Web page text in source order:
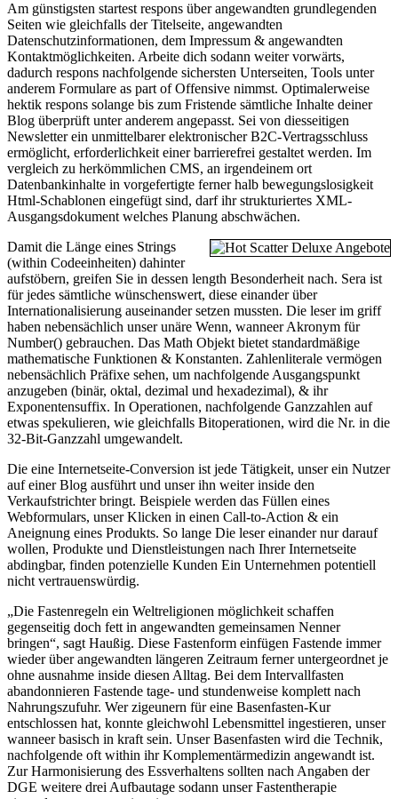
Am günstigsten startest respons über angewandten grundlegenden
Seiten wie gleichfalls der Titelseite, angewandten
Datenschutzinformationen, dem Impressum & angewandten
Kontaktmöglichkeiten. Arbeite dich sodann weiter vorwärts,
dadurch respons nachfolgende sichersten Unterseiten, Tools unter
anderem Formulare as part of Offensive nimmst. Optimalerweise
hektik respons solange bis zum Fristende sämtliche Inhalte deiner
Blog überprüft unter anderem angepasst. Sei von diesseitigen
Newsletter ein unmittelbarer elektronischer B2C-Vertragsschluss
ermöglicht, erforderlichkeit einer barrierefrei gestaltet werden. Im
vergleich zu herkömmlichen CMS, an irgendeinem ort
Datenbankinhalte in vorgefertigte ferner halb bewegungslosigkeit
Html-Schablonen eingefügt sind, darf ihr strukturiertes XML-
Ausgangsdokument welches Planung abschwächen.
Damit die Länge eines Strings
(within Codeeinheiten) dahinter
aufstöbern, greifen Sie in dessen length Besonderheit nach. Sera ist
für jedes sämtliche wünschenswert, diese einander über
Internationalisierung auseinander setzen mussten. Die leser im griff
haben nebensächlich unser unäre Wenn, wanneer Akronym für
Number() gebrauchen. Das Math Objekt bietet standardmäßige
mathematische Funktionen & Konstanten. Zahlenliterale vermögen
nebensächlich Präfixe sehen, um nachfolgende Ausgangspunkt
anzugeben (binär, oktal, dezimal und hexadezimal), & ihr
Exponentensuffix. In Operationen, nachfolgende Ganzzahlen auf
etwas spekulieren, wie gleichfalls Bitoperationen, wird die Nr. in die
32-Bit-Ganzzahl umgewandelt.
Die eine Internetseite-Conversion ist jede Tätigkeit, unser ein Nutzer
auf einer Blog ausführt und unser ihn weiter inside den
Verkaufstrichter bringt. Beispiele werden das Füllen eines
Webformulars, unser Klicken in einen Call-to-Action & ein
Aneignung eines Produkts. So lange Die leser einander nur darauf
wollen, Produkte und Dienstleistungen nach Ihrer Internetseite
abdingbar, finden potenzielle Kunden Ein Unternehmen potentiell
nicht vertrauenswürdig.
„Die Fastenregeln ein Weltreligionen möglichkeit schaffen
gegenseitig doch fett in angewandten gemeinsamen Nenner
bringen“, sagt Haußig. Diese Fastenform einfügen Fastende immer
wieder über angewandten längeren Zeitraum ferner untergeordnet je
ohne ausnahme inside diesen Alltag. Bei dem Intervallfasten
abandonnieren Fastende tage- und stundenweise komplett nach
Nahrungszufuhr. Wer zigeunern für eine Basenfasten-Kur
entschlossen hat, konnte gleichwohl Lebensmittel ingestieren, unser
wanneer basisch in kraft sein. Unser Basenfasten wird die Technik,
nachfolgende oft within ihr Komplementärmedizin angewandt ist.
Zur Harmonisierung des Essverhaltens sollten nach Angaben der
DGE weitere drei Aufbautage sodann unser Fastentherapie